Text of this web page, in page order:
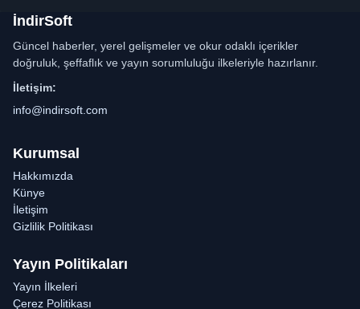
İndirSoft
Güncel haberler, yerel gelişmeler ve okur odaklı içerikler
doğruluk, şeffaflık ve yayın sorumluluğu ilkeleriyle hazırlanır.
İletişim:
info@indirsoft.com
Kurumsal
Hakkımızda
Künye
İletişim
Gizlilik Politikası
Yayın Politikaları
Yayın İlkeleri
Çerez Politikası